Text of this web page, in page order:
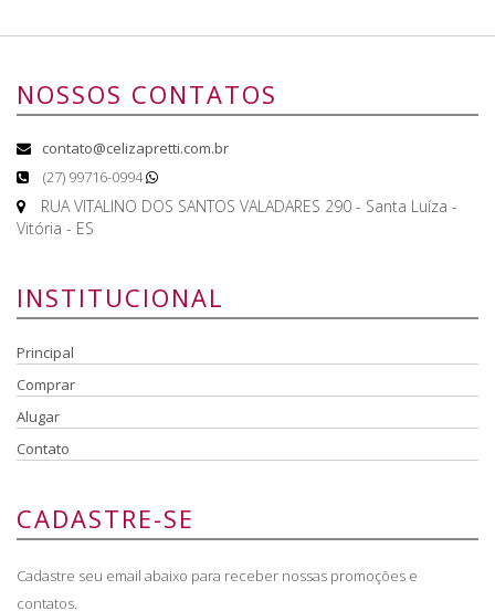
NOSSOS CONTATOS
contato@celizapretti.com.br
(27) 99716-0994
RUA VITALINO DOS SANTOS VALADARES 290 - Santa Luíza -
Vitória - ES
INSTITUCIONAL
Principal
Comprar
Alugar
Contato
CADASTRE-SE
Cadastre seu email abaixo para receber nossas promoções e
contatos.